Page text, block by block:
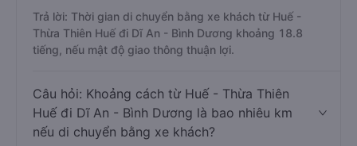
Trả lời: Thời gian di chuyển bằng xe khách từ Huế -
Thừa Thiên Huế đi Dĩ An - Bình Dương khoảng 18.8
tiếng, nếu mật độ giao thông thuận lợi.
Câu hỏi: Khoảng cách từ Huế - Thừa Thiên
Huế đi Dĩ An - Bình Dương là bao nhiêu km
nếu di chuyển bằng xe khách?